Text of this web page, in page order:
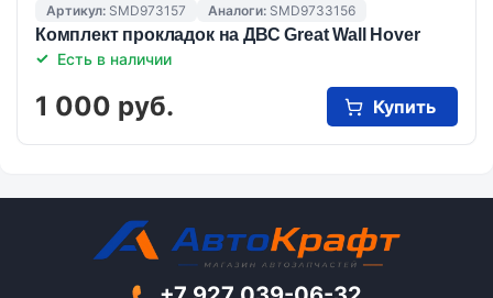
Артикул: SMD973157 Аналоги: SMD9733156
Комплект прокладок на ДВС Great Wall Hover
Есть в наличии
1 000 руб. Купить